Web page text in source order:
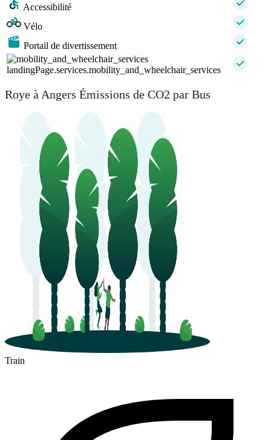
Accessibilité
Vélo
Portail de divertissement
landingPage.services.mobility_and_wheelchair_services
Roye à Angers Émissions de CO2 par Bus
Train